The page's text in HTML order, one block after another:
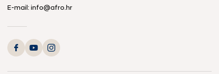
E-mail: info@afro.hr